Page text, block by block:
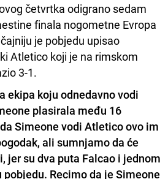
četvrtka odigrano sedam
finala nogometne Evropa
je pobjedu upisao
Atletico koji je na rimskom
3-1.
ekipa koju odnedavno vodi
plasirala među 16
Simeone vodi Atletico ovo im
ali sumnjamo da će
jer su dva puta Falcao i jednom
Recimo da je Simeone